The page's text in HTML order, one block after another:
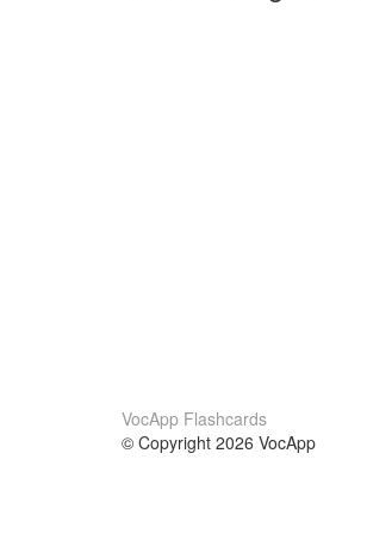
VocApp Flashcards
© Copyright 2026 VocApp